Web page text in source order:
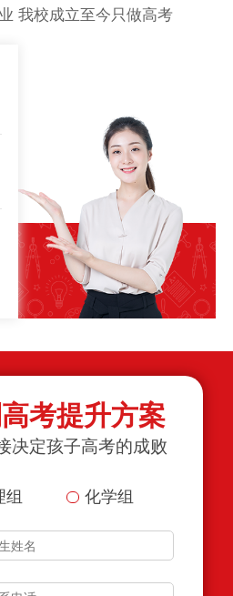
我校成立至今只做高考
考提升方案
决定孩子高考的成败
组 化学组